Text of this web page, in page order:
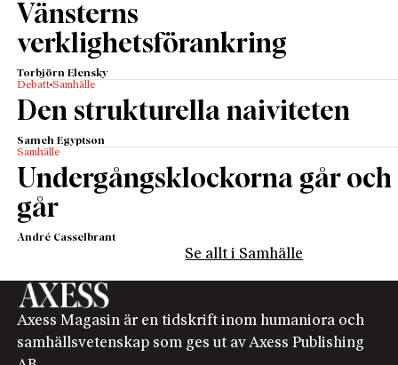
Vänsterns
verklighetsförankring
Torbjörn Elensky
Debatt Samhälle
Den strukturella naiviteten
Sameh Egyptson
Samhälle
Undergångsklockorna går och
går
André Casselbrant
Se allt i Samhälle
Axess Magasin är en tidskrift inom humaniora och
samhällsvetenskap som ges ut av Axess Publishing